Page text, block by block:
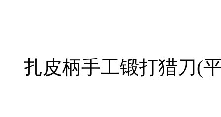
扎皮柄手工锻打猎刀(